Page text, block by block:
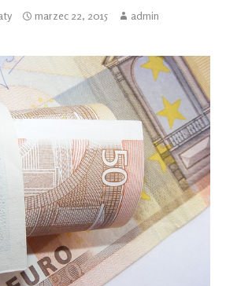
marzec 22, 2015
admin